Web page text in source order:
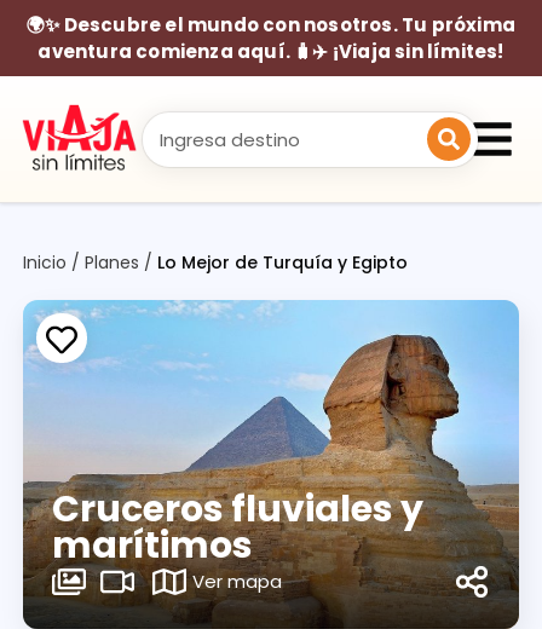
🌍✨ Descubre el mundo con nosotros. Tu próxima
aventura comienza aquí. 🧳✈️ ¡Viaja sin límites!
Inicio /Planes / Lo Mejor de Turquía y Egipto
Cruceros fluviales y
marítimos
Ver mapa